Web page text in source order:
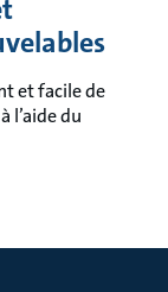
et facile de
l’aide du